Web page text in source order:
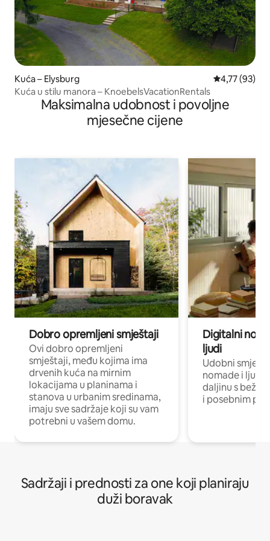
Kuća – Elysburg Prosječna
4,77 (93)
Kuća u stilu manora – KnoebelsVacationRentals
Maksimalna udobnost i povoljne
mjesečne cijene
Dobro opremljeni smještaji
Ovi dobro opremljeni
smještaji, među kojima ima
drvenih kuća na mirnim
lokacijama u planinama i
stanova u urbanim sredinama,
imaju sve sadržaje koji su vam
potrebni u vašem domu.
Digitalni
ljudi
Udobni
nomade i ljude
daljinu s
i posebnim
Sadržaji i prednosti za one koji planiraju
duži boravak